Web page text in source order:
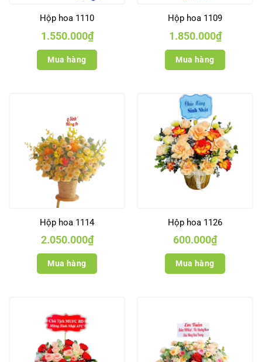
Hộp hoa 1110
1.550.000₫
Mua hàng
Hộp hoa 1109
1.850.000₫
Mua hàng
Hộp hoa 1114
2.050.000₫
Mua hàng
Hộp hoa 1126
600.000₫
Mua hàng